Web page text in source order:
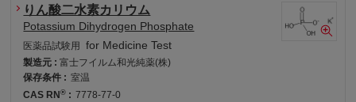
りん酸二水素カリウム
Potassium Dihydrogen Phosphate
医薬品試験用 for Medicine Test
製造元 :富士フイルム和光純薬(株)
保存条件 : 室温
CAS RN® : 7778-77-0